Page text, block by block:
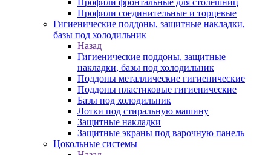
Профили фронтальные для столешниц
Профили соединительные и торцевые
Гигиенические поддоны, защитные накладки,
базы под холодильник
Назад
Гигиенические поддоны, защитные
накладки, базы под холодильник
Поддоны металлические гигиенические
Поддоны пластиковые гигиенические
Базы под холодильник
Лотки под стиральную машину
Защитные накладки
Защитные экраны под варочную панель
Цокольные системы